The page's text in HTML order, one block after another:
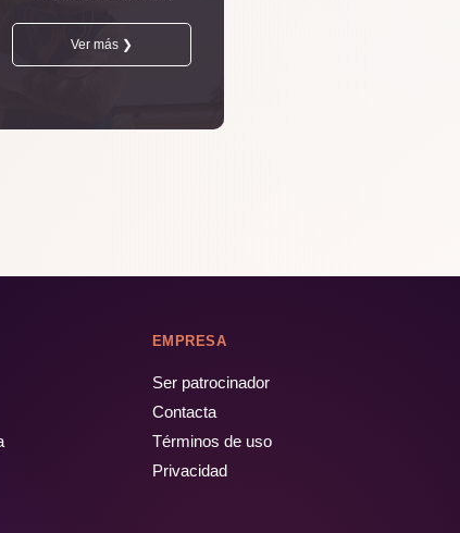
Ver más ❯
EMPRESA
Ser patrocinador
Contacta
Términos de uso
Privacidad